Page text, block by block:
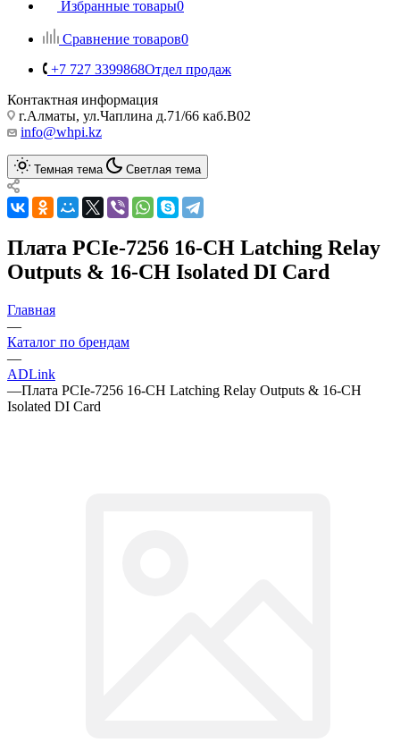
Избранные товары0
Сравнение товаров0
+7 727 3399868Отдел продаж
Контактная информация
г.Алматы, ул.Чаплина д.71/66 каб.B02
info@whpi.kz
Темная тема Светлая тема
Плата PCIe-7256 16-CH Latching Relay
Outputs & 16-CH Isolated DI Card
Главная
—
Каталог по брендам
—
ADLink
—Плата PCIe-7256 16-CH Latching Relay Outputs & 16-CH
Isolated DI Card